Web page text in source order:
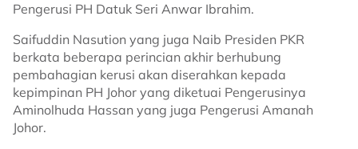
Pengerusi PH Datuk Seri Anwar Ibrahim.
Saifuddin Nasution yang juga Naib Presiden PKR
berkata beberapa perincian akhir berhubung
pembahagian kerusi akan diserahkan kepada
kepimpinan PH Johor yang diketuai Pengerusinya
Aminolhuda Hassan yang juga Pengerusi Amanah
Johor.